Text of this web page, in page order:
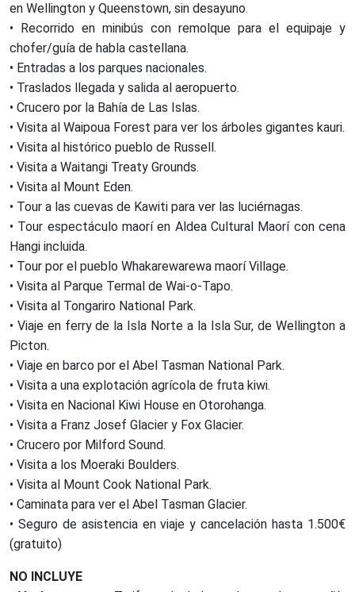
en Wellington y Queenstown, sin desayuno.
• Recorrido en minibús con remolque para el equipaje y
chofer/guía de habla castellana.
• Entradas a los parques nacionales.
• Traslados llegada y salida al aeropuerto.
• Crucero por la Bahía de Las Islas.
• Visita al Waipoua Forest para ver los árboles gigantes kauri.
• Visita al histórico pueblo de Russell.
• Visita a Waitangi Treaty Grounds.
• Visita al Mount Eden.
• Tour a las cuevas de Kawiti para ver las luciérnagas.
• Tour espectáculo maorí en Aldea Cultural Maorí con cena
Hangi incluida.
• Tour por el pueblo Whakarewarewa maorí Village.
• Visita al Parque Termal de Wai-o-Tapo.
• Visita al Tongariro National Park.
• Viaje en ferry de la Isla Norte a la Isla Sur, de Wellington a
Picton.
• Viaje en barco por el Abel Tasman National Park.
• Visita a una explotación agrícola de fruta kiwi.
• Visita en Nacional Kiwi House en Otorohanga.
• Visita a Franz Josef Glacier y Fox Glacier.
• Crucero por Milford Sound.
• Visita a los Moeraki Boulders.
• Visita al Mount Cook National Park.
• Caminata para ver el Abel Tasman Glacier.
• Seguro de asistencia en viaje y cancelación hasta 1.500€
(gratuito)
NO INCLUYE